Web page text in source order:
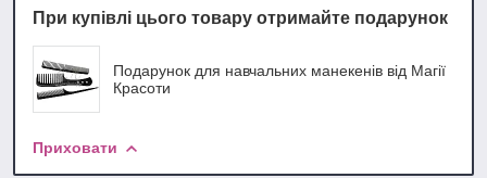
При купівлі цього товару отримайте подарунок
Подарунок для навчальних манекенів від Магії
Красоти
Приховати